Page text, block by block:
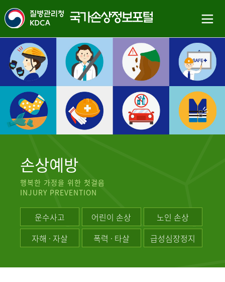
손상예방
행복한 가정을 위한 첫걸음
INJURY PREVENTION
운수사고 어린이 손상
노인 손상
자해 · 자살
폭력 · 타살 급성심장정지